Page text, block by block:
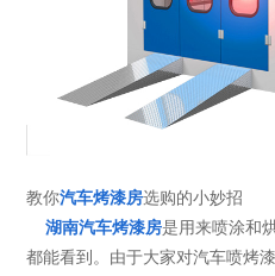
教你汽车烤漆房选购的小妙招
湖南汽车烤漆房是用来喷涂和
都能看到。由于大家对汽车喷烤